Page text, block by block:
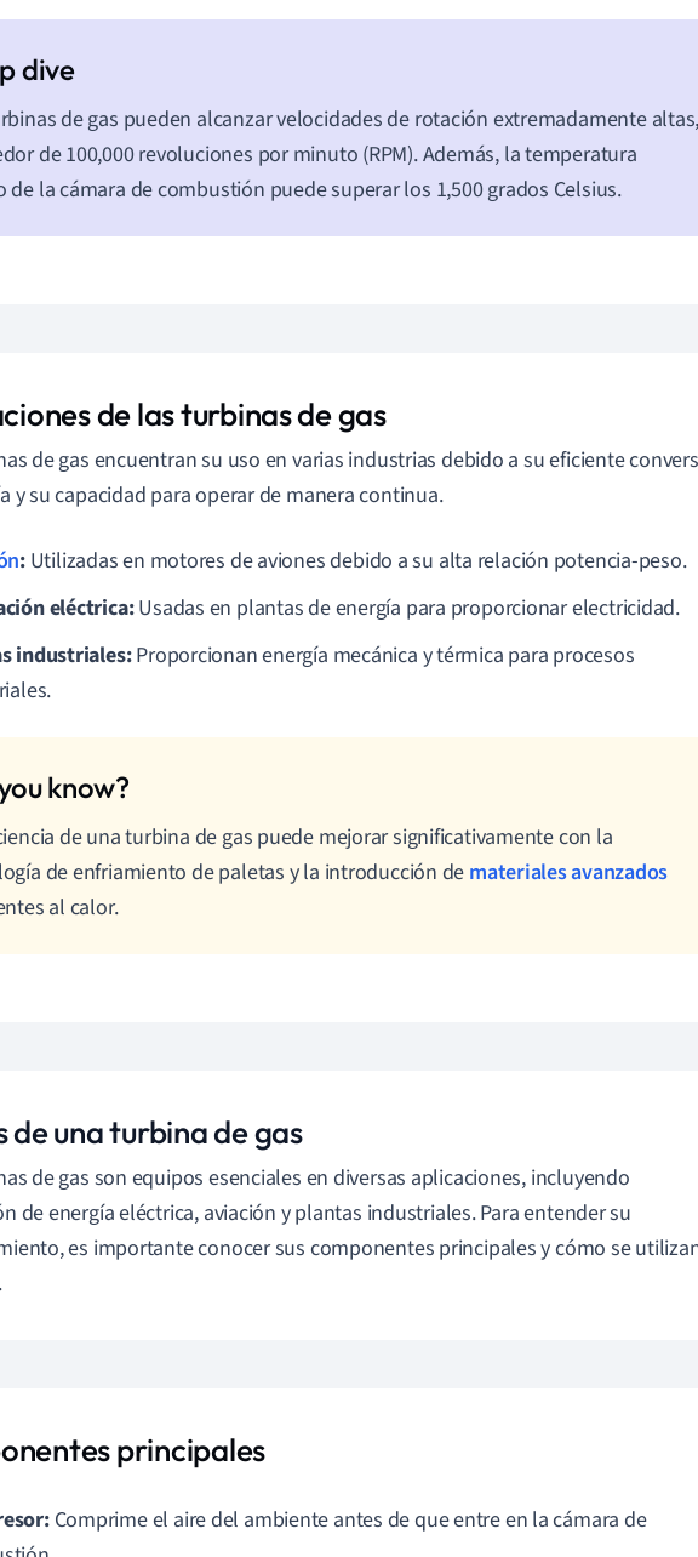
de gas pueden alcanzar velocidades de rotación extremadamente altas,
de 100,000 revoluciones por minuto (RPM). Además, la temperatura
de la cámara de combustión puede superar los 1,500 grados Celsius.
de las turbinas de gas
de gas encuentran su uso en varias industrias debido a su eficiente
y su capacidad para operar de manera continua.
: Utilizadas en motores de aviones debido a su alta relación potencia-peso.
eléctrica:Usadas en plantas de energía para proporcionar electricidad.
industriales:Proporcionan energía mecánica y térmica para procesos
de una turbina de gas puede mejorar significativamente con la
de enfriamiento de paletas y la introducción demateriales avanzados
al calor.
de una turbina de gas
de gas son equipos esenciales en diversas aplicaciones, incluyendo
de energía eléctrica, aviación y plantas industriales. Para entender su
es importante conocer sus componentes principales y cómo se
principales
Comprime el aire del ambiente antes de que entre en la cámara de